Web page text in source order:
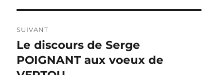
SUIVANT
Publication
suivante :
Le discours de Serge
POIGNANT aux voeux de